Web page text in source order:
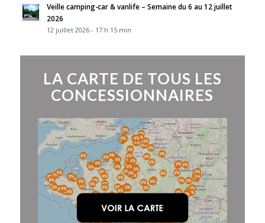
Veille camping-car & vanlife – Semaine du 6 au 12 juillet
2026
12 juillet 2026 - 17 h 15 min
LA CARTE DE TOUS LES
CONCESSIONNAIRES